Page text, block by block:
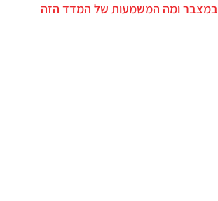
RC – מה זה RC במצבר ומה המשמעות של המדד הזה